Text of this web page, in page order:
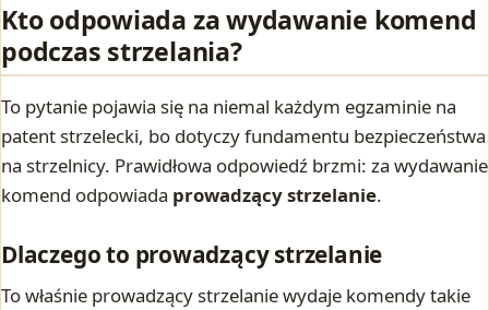
Kto odpowiada za wydawanie komend
podczas strzelania?
To pytanie pojawia się na niemal każdym egzaminie na
patent strzelecki, bo dotyczy fundamentu bezpieczeństwa
na strzelnicy. Prawidłowa odpowiedź brzmi: za wydawanie
komend odpowiada prowadzący strzelanie.
Dlaczego to prowadzący strzelanie
To właśnie prowadzący strzelanie wydaje komendy takie